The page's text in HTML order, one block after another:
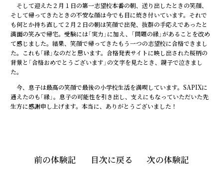
そして迎えた２月１日の第一志望校本番の朝、送り出したときの笑顔、
そして帰ってきたときの不安な顔は今でも目に焼き付いています。それで
も何とか持ち直して２月２日の朝は笑顔で出発、抜群の手応えであったと
満面の笑みで帰宅。受験には「実力」に加え、「問題の縁」があることを改め
て感じました。結果、笑顔で帰ってきたもう一つの志望校に合格できまし
た。これも「縁」なのだと思います。合格発表サイトに映し出された桜柄の
背景と「合格おめでとうございます」の文字を見たとき、親子で泣きまし
た。
今、息子は最高の笑顔で最後の小学校生活を満喫しています。SAPIXに
通えたのも「縁」。息子の可能性を引き出し、支えにもなっていただいた先
生方に感謝申し上げます。本当に、ありがとうございました！
前の体験記 目次に戻る 次の体験記